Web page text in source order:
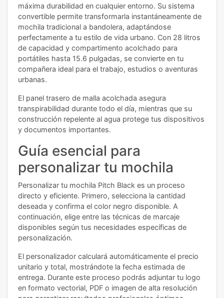
máxima durabilidad en cualquier entorno. Su sistema
convertible permite transformarla instantáneamente de
mochila tradicional a bandolera, adaptándose
perfectamente a tu estilo de vida urbano. Con 28 litros
de capacidad y compartimento acolchado para
portátiles hasta 15.6 pulgadas, se convierte en tu
compañera ideal para el trabajo, estudios o aventuras
urbanas.
El panel trasero de malla acolchada asegura
transpirabilidad durante todo el día, mientras que su
construcción repelente al agua protege tus dispositivos
y documentos importantes.
Guía esencial para
personalizar tu mochila
Personalizar tu mochila Pitch Black es un proceso
directo y eficiente. Primero, selecciona la cantidad
deseada y confirma el color negro disponible. A
continuación, elige entre las técnicas de marcaje
disponibles según tus necesidades específicas de
personalización.
El personalizador calculará automáticamente el precio
unitario y total, mostrándote la fecha estimada de
entrega. Durante este proceso podrás adjuntar tu logo
en formato vectorial, PDF o imagen de alta resolución